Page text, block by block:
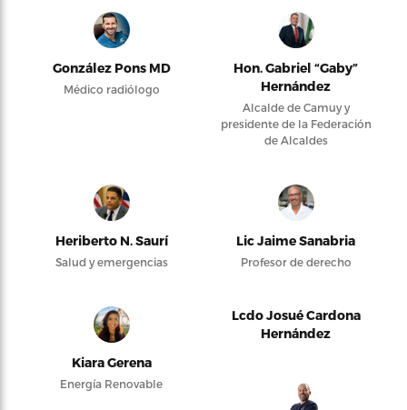
González Pons MD
Médico radiólogo
Hon. Gabriel “Gaby”
Hernández
Alcalde de Camuy y
presidente de la Federación
de Alcaldes
Heriberto N. Saurí
Salud y emergencias
Lic Jaime Sanabria
Profesor de derecho
Kiara Gerena
Energía Renovable
Lcdo Josué Cardona
Hernández